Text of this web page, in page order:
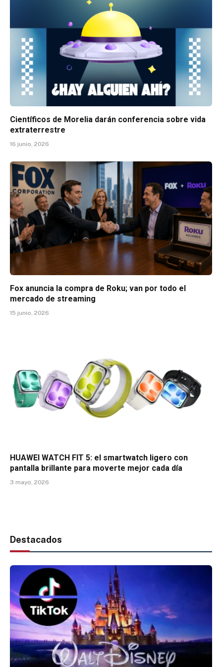
Científicos de Morelia darán conferencia sobre vida
extraterrestre
16 junio, 2026
Fox anuncia la compra de Roku; van por todo el
mercado de streaming
15 junio, 2026
HUAWEI WATCH FIT 5: el smartwatch ligero con
pantalla brillante para moverte mejor cada día
3 mayo, 2026
Destacados